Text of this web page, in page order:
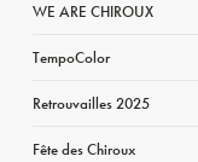
WE ARE CHIROUX
TempoColor
Retrouvailles 2025
Fête des Chiroux